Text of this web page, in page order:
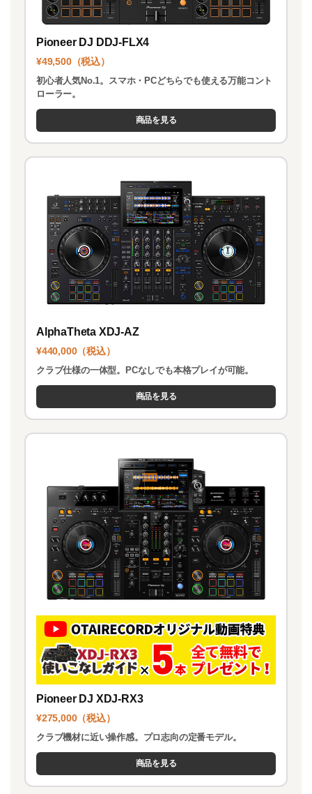
Pioneer DJ DDJ-FLX4
¥49,500（税込）
初心者人気No.1。スマホ・PCどちらでも使える万能コント
ローラー。
商品を見る
AlphaTheta XDJ-AZ
¥440,000（税込）
クラブ仕様の一体型。PCなしでも本格プレイが可能。
商品を見る
Pioneer DJ XDJ-RX3
¥275,000（税込）
クラブ機材に近い操作感。プロ志向の定番モデル。
商品を見る